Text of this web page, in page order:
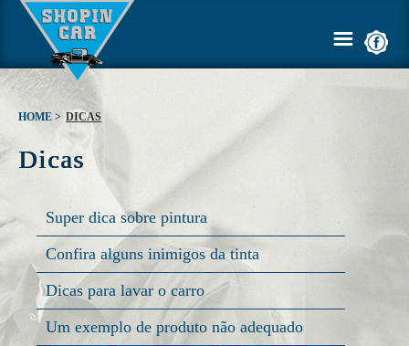
SERVIÇOS
GALERIA
ORÇAMENTO
HOME > DICAS
Dicas
Super dica sobre pintura
Confira alguns inimigos da tinta
Dicas para lavar o carro
Um exemplo de produto não adequado